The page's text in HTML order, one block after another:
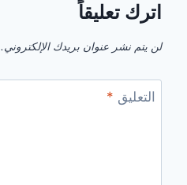
اترك تعليقاً
لن يتم نشر عنوان بريدك الإلكتروني.
التعليق *